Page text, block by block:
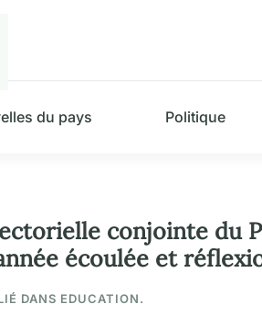
du pays Politique
conjointe du
écoulée et
DANS EDUCATION.